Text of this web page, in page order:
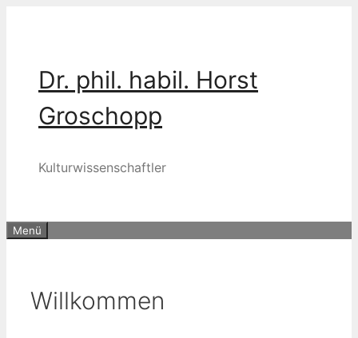
Dr. phil. habil. Horst
Groschopp
Kulturwissenschaftler
Menü
Willkommen